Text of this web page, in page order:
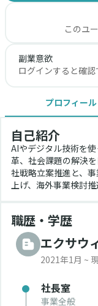
このユ
副業意欲
ログインすると確認
プロフィール
自己紹介
AIやデジタル技術を
革、社会課題の解決
社戦略立案推進と、
上げ、海外事業検討
職歴・学歴
エクサウ
2021年1月 ~
社長室
事業全般